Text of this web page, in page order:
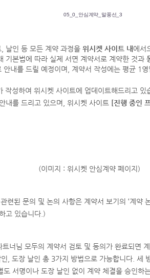
날인 등 모든 계약 과정을 위시켓 사이트 내에서
기본법에 따라 실제 서면 계약서로 계약한 것과
내를 드릴 예정이며, 계약서 작성에는 평균 1영
작성하여 위시켓 사이트에 업데이트해드리고
내를 드리고 있으며, 위시켓 사이트 [진행 중인
(이미지 : 위시켓 안심계약 페이지)
련된 문의 및 논의 사항은 계약서 보기의 ‘계약
고 있습니다.)
너님 모두의 계약서 검토 및 동의가 완료되면
, 도장 날인 총 3가지 방법으로 가능합니다. 세
도 서명이나 도장 날인 없이 계약 체결을 승인하